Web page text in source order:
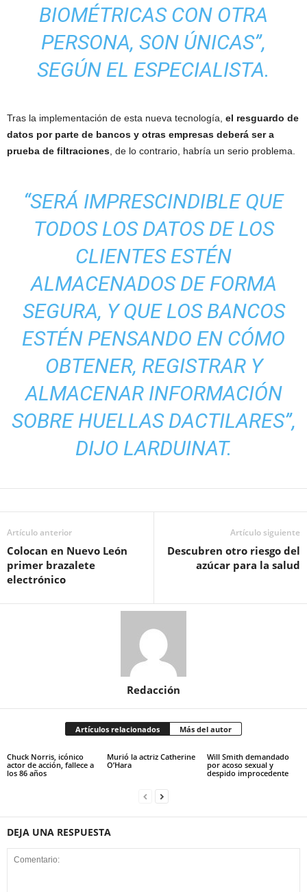
BIOMÉTRICAS CON OTRA
PERSONA, SON ÚNICAS”,
SEGÚN EL ESPECIALISTA.
Tras la implementación de esta nueva tecnología, el resguardo de
datos por parte de bancos y otras empresas deberá ser a
prueba de filtraciones , de lo contrario, habría un serio problema.
“SERÁ IMPRESCINDIBLE QUE
TODOS LOS DATOS DE LOS
CLIENTES ESTÉN
ALMACENADOS DE FORMA
SEGURA, Y QUE LOS BANCOS
ESTÉN PENSANDO EN CÓMO
OBTENER, REGISTRAR Y
ALMACENAR INFORMACIÓN
SOBRE HUELLAS DACTILARES”,
DIJO LARDUINAT.
Artículo anterior
Colocan en Nuevo León
primer brazalete
electrónico
Artículo siguiente
Descubren otro riesgo del
azúcar para la salud
Redacción
Artículos relacionados Más del autor
Chuck Norris, icónico
actor de acción, fallece a
los 86 años
Murió la actriz Catherine
O’Hara
Will Smith demandado
por acoso sexual y
despido improcedente
DEJA UNA RESPUESTA